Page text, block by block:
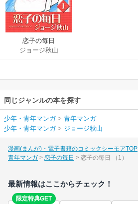
恋子の毎日
ジョージ秋山
同じジャンルの本を探す
少年・青年マンガ> 青年マンガ
少年・青年マンガ> ジョージ秋山
漫画(まんが)・電子書籍のコミックシーモアTOP
青年マンガ
恋子の毎日 恋子の毎日 （1）
最新情報はここからチェック！
限定特典GET